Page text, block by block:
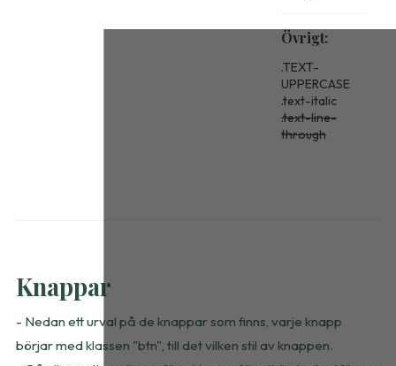
Övrigt:
.TEXT-
UPPERCASE
.text-italic
.text-line-
through
Knappar
- Nedan ett urval på de knappar som finns, varje knapp
börjar med klassen "btn", till det vilken stil av knappen.